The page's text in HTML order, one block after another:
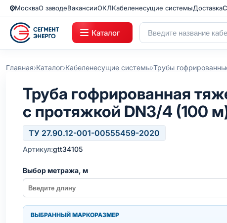
МоскваО заводеВакансииОКЛКабеленесущие системыДоставка
Каталог
Главная›Каталог›Кабеленесущие системы›Трубы
Труба гофрированная
с протяжкой DN3/4 (100
ТУ 27.90.12-001-00555459-2020
Артикул:gtt34105
Выбор метража, м
ВЫБРАННЫЙ МАРКОРАЗМЕР